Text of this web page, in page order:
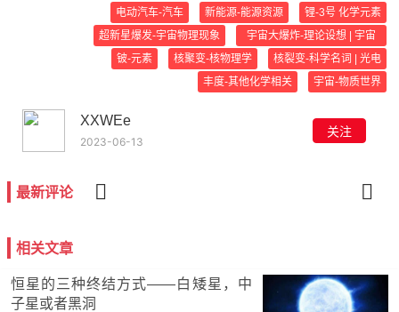
锂-3号 化学元素
新能源-能源资源
电动汽车-汽车
宇宙大爆炸-理论设想 | 宇宙
大事件
超新星爆发-宇宙物理现象
核裂变-科学名词 | 光电
核聚变-核物理学
铍-元素
宇宙-物质世界
丰度-其他化学相关
XXWEe
2023-06-13
关注
最新评论
相关文章
恒星的三种终结方式——白矮星，中
子星或者黑洞